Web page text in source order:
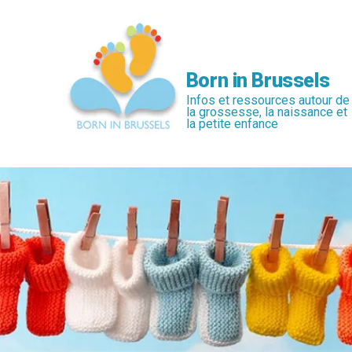
Born in Brussels
Infos et ressources autour de
la grossesse, la naissance et
la petite enfance